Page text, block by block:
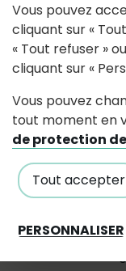
Vous pouvez
cliquant sur «
« Tout refuser »
cliquant sur «
Vous pouvez
tout moment en
de protection
Tout accepter
PERSONNALISER
Ville
Suivant